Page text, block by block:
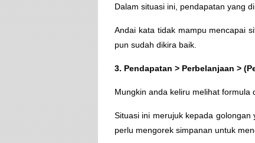
Dalam situasi ini, pendapatan yang
Andai kata tidak mampu mencapai
pun sudah dikira baik.
3. Pendapatan > Perbelanjaan >
Mungkin anda keliru melihat formula
Situasi ini merujuk kepada
perlu mengorek simpanan untuk